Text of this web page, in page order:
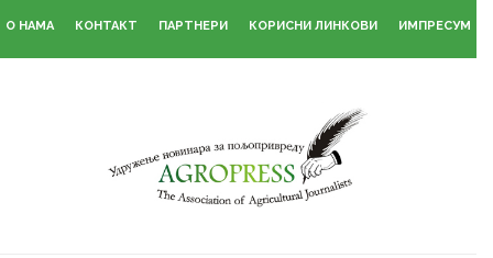
О НАМА КОНТАКТ ПАРТНЕРИ КОРИСНИ ЛИНКОВИ ИМПРЕСУМ